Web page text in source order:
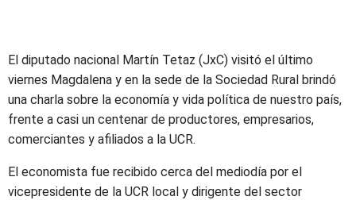
El diputado nacional Martín Tetaz (JxC) visitó el último
viernes Magdalena y en la sede de la Sociedad Rural brindó
una charla sobre la economía y vida política de nuestro país,
frente a casi un centenar de productores, empresarios,
comerciantes y afiliados a la UCR.
El economista fue recibido cerca del mediodía por el
vicepresidente de la UCR local y dirigente del sector